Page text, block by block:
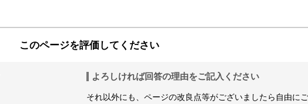
このページを評価してください
よろしければ回答の理由をご記入ください
それ以外にも、ページの改良点等がございましたら自由に